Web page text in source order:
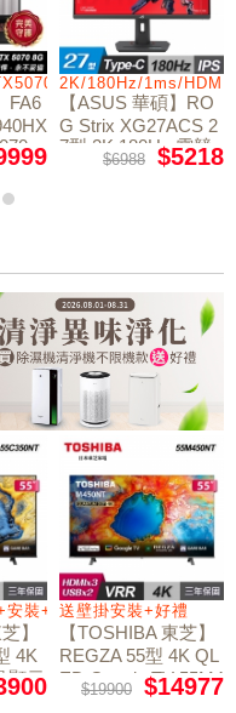
512GB/16G
FA6
2K/180Hz/1ms/
【ASUS 華碩】RO
G Strix XG27ACS 2
7型 2K 180Hz 電競
$6988 $5218
安裝+好禮贈
】
4K
顯示
式)
送壁掛安裝+好禮
【TOSHIBA 東芝】
REGZA 55型 4K QL
ED Google TV 55M4
50NT液晶顯示器｜
$19900 $14977